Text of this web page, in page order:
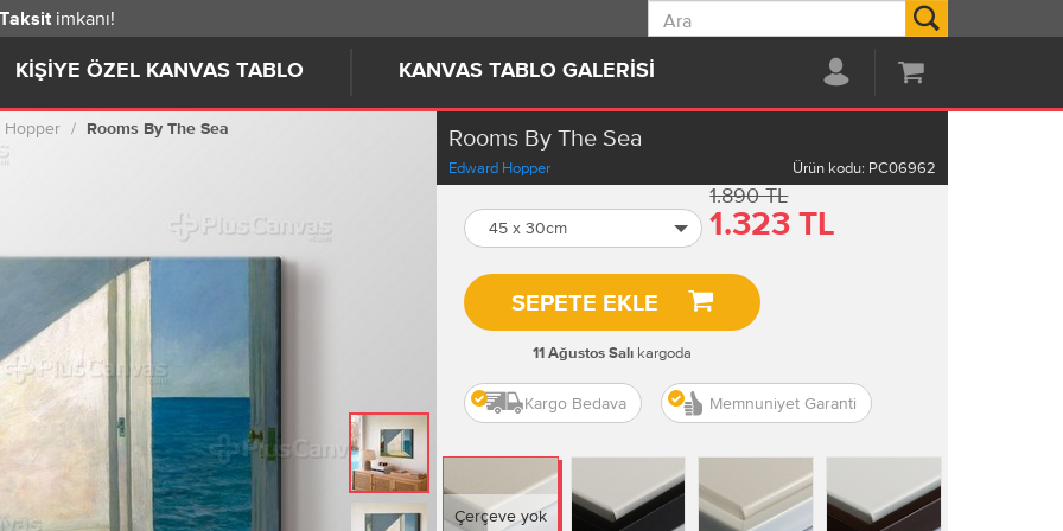
KIŞIYE ÖZEL KANVAS TABLO KANVAS TABLO GALERISI
imkanı!
Hopper Rooms By The Sea Rooms By The Sea
Edward Hopper Ürün kodu: PC06962
45 x 30cm
1.890 TL
1.323 TL
SEPETE EKLE
11 Ağustos Salıkargoda
Kargo Bedava Memnuniyet Garanti
Çerçeve yok